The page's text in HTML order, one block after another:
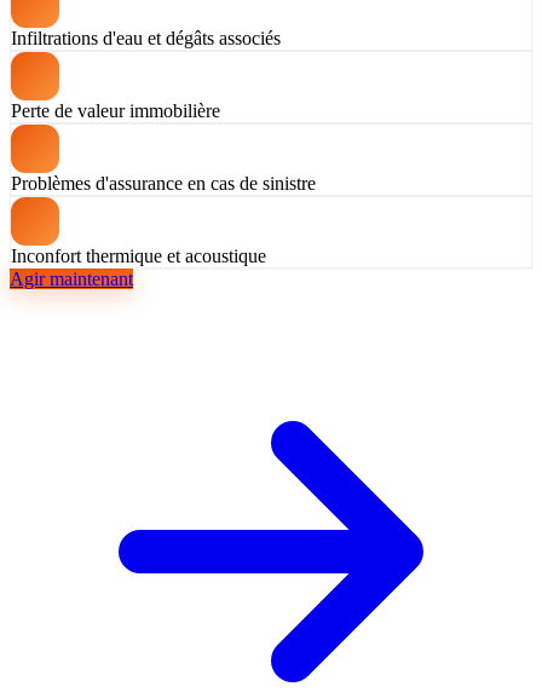
Infiltrations d'eau et dégâts associés
Perte de valeur immobilière
Problèmes d'assurance en cas de sinistre
Inconfort thermique et acoustique
Agir maintenant